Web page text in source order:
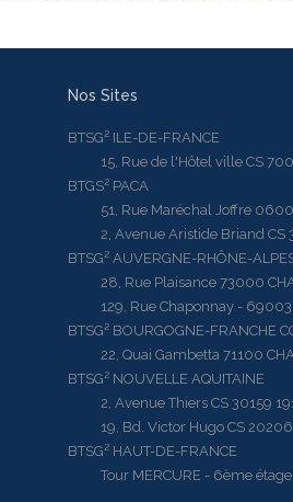
Nos Sites
BTSG² ILE-DE-FRANCE
15, Rue de l'Hôtel ville CS
BTGS² PACA
51, Rue Maréchal Joffre
2, Avenue Aristide Briand CS
BTSG² AUVERGNE-RHÔNE-
28, Rue Plaisance 73000
129, Rue Chaponnay - 69003
BTSG² BOURGOGNE-FRANCHE
22, Quai Gambetta 71100
BTSG² NOUVELLE AQUITAINE
2, Avenue Thiers CS 30159
19, Bd. Victor Hugo CS 20206
BTSG² HAUT-DE-FRANCE
Tour MERCURE - 6ème étage-